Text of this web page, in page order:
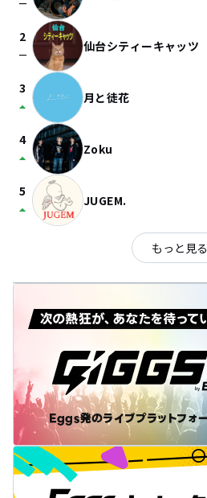
2
check_indeterminate_small 仙台シティーキャッツ
3
arrow_drop_up 月と徒花
4
arrow_drop_up Zoku
5
arrow_drop_up JUGEM.
もっと見る